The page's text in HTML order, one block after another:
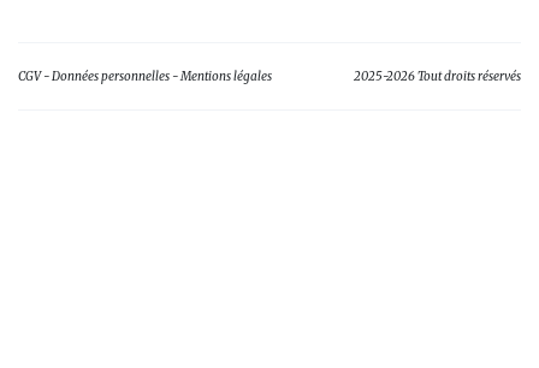
CGV Données personnelles Mentions légales 2025-2026 Tout droits réservés